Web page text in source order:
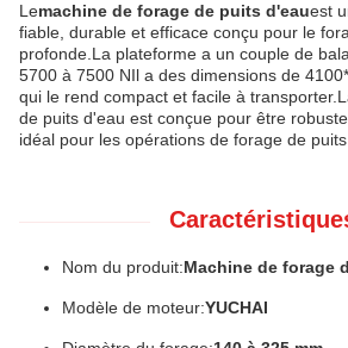
Lemachine de forage de puits d'eauest
fiable, durable et efficace conçu pour le
profonde.La plateforme a un couple de
5700 à 7500 NIl a des dimensions de
qui le rend compact et facile à
de puits d'eau est conçue pour être
idéal pour les opérations de forage de
Nom du produit:Machine de forage
Modèle de moteur:YUCHAI